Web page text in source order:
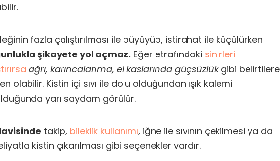
fazla çalıştırılması ile büyüyüp, istirahat ile küçülürken
şikayete yol açmaz. Eğer etrafındaki sinirleri
ağrı, karıncalanma, el kaslarında güçsüzlük gibi belirtilere
olabilir. Kistin içi sıvı ile dolu olduğundan ışık kalemi
yarı saydam görülür.
takip, bileklik kullanımı, iğne ile sıvının çekilmesi ya da
kistin çıkarılması gibi seçenekler vardır.